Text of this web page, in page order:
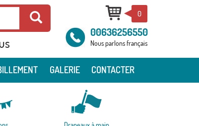
0
00636256550
Nous parlons français
GALERIE CONTACTER